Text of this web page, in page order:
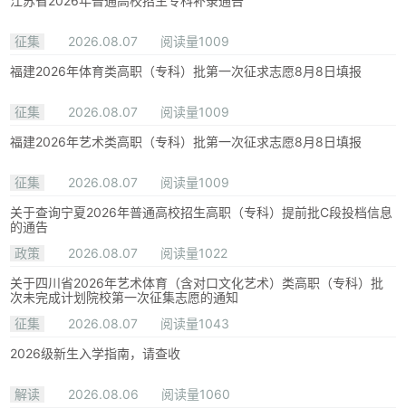
征集 2026.08.07
阅读量1009
福建2026年体育类高职（专科）批第一次征求志愿8月8日填报
征集 2026.08.07
阅读量1009
福建2026年艺术类高职（专科）批第一次征求志愿8月8日填报
征集 2026.08.07
阅读量1009
关于查询宁夏2026年普通高校招生高职（专科）提前批C段投档信息
的通告
政策
2026.08.07
阅读量1022
关于四川省2026年艺术体育（含对口文化艺术）类高职（专科）批
次未完成计划院校第一次征集志愿的通知
征集
2026.08.07
阅读量1043
2026级新生入学指南，请查收
解读 2026.08.06
阅读量1060